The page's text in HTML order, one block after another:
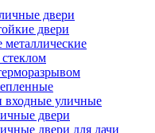
двери
двери
входные уличные
двери
двери для дачи